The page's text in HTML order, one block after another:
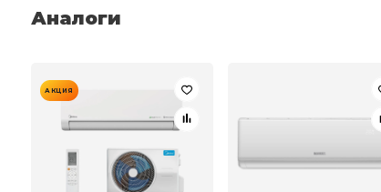
Аналоги
АКЦИЯ